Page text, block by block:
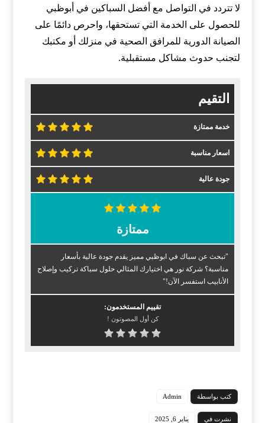
لا تتردد في التواصل مع أفضل السباكين في أبوظبي
للحصول على الخدمة التي تستحقها، واحرص دائمًا على
الصيانة الدورية للمرافق الصحية في منزلك أو مكتبك
لتجنب حدوث مشاكل مستقبلية.
التقيم
خدمة ممتازة
اسعار مناسبة
جودة عالية
ممتازة
"تبحث عن سباك في ابوظبي مميز يقدم جودة عالية بأسعار
مناسبة؟ شركة نور هي اختيارك المثالي حلول سباكة تركيب وإصلاح
الأنابيب استفسر الآن!"
تقييم المستخدمون:
كن أول المصوتون !
كتب بواسطة Admin
نشرت في يناير 6, 2025